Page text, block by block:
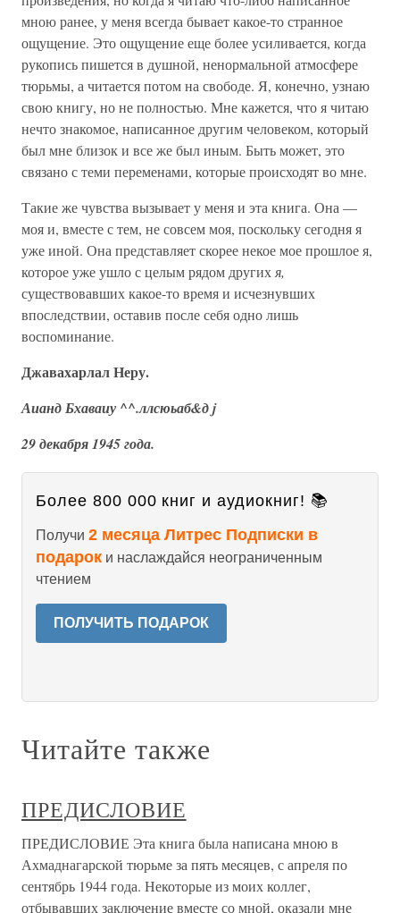
мною ранее, у меня всегда бывает какое-то странное
ощущение. Это ощущение еще более усиливается, когда
рукопись пишется в душной, ненормальной атмосфере
тюрьмы, а читается потом на свободе. Я, конечно, узнаю
свою книгу, но не полностью. Мне кажется, что я читаю
нечто знакомое, написанное другим человеком, который
был мне близок и все же был иным. Быть может, это
связано с теми переменами, которые происходят во мне.
Такие же чувства вызывает у меня и эта книга. Она —
моя и, вместе с тем, не совсем моя, поскольку сегодня я
уже иной. Она представляет скорее некое мое прошлое я,
которое уже ушло с целым рядом другихя,
существовавших какое-то время и исчезнувших
впоследствии, оставив после себя одно лишь
воспоминание.
Джавахарлал Неру.
Аианд Бхаваиу ^^.ллсюьаб&д j
29 декабря 1945 года.
Более 800 000 книг и аудиокниг! 📚
Получи 2 месяца Литрес Подписки в
подарок и наслаждайся неограниченным
чтением
ПОЛУЧИТЬ ПОДАРОК
Читайте также
ПРЕДИСЛОВИЕ
ПРЕДИСЛОВИЕ Эта книга была написана мною в
Ахмаднагарской тюрьме за пять месяцев, с апреля по
сентябрь 1944 года. Некоторые из моих коллег,
отбывавших заключение вместе со мной, оказали мне